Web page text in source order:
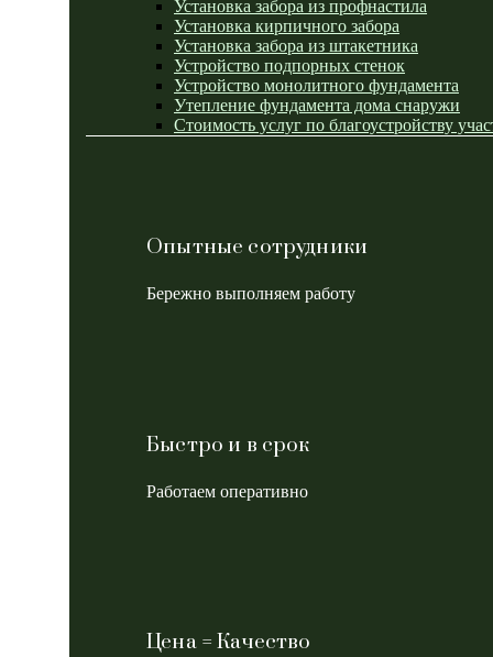
Установка забора из профнастила
Установка кирпичного забора
Установка забора из штакетника
Устройство подпорных стенок
Устройство монолитного фундамента
Утепление фундамента дома снаружи
Стоимость услуг по благоустройству
Опытные сотрудники
Бережно выполняем работу
Быстро и в срок
Работаем оперативно
Цена = Качество